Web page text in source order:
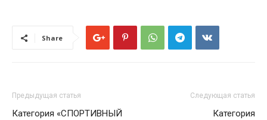
Share
Предыдущая статья
Категория «СПОРТИВНЫЙ
Следующая статья
Категория